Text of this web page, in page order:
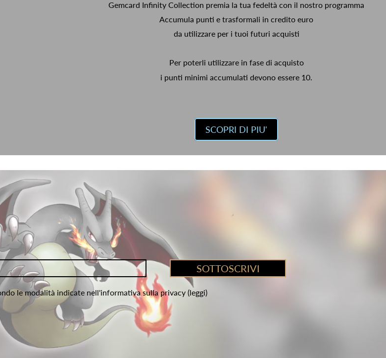
Gemcard Infinity Collection premia la tua fedeltà con il nostro programma
Accumula punti e trasformali in credito euro
da utilizzare per i tuoi futuri acquisti
Per poterli utilizzare in fase di acquisto
i punti minimi accumulati devono essere 10.
SCOPRI DI PIU'
le modalità indicate nell'informativa sulla privacy (leggi)